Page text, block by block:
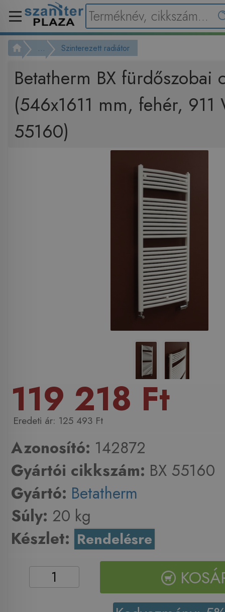
... Szinterezett radiátor
Betatherm BX fürdőszobai
(546x1611 mm, fehér, 911
55160)
119 218 Ft
125 493 Ft
Azonosító: 142872
Gyártói cikkszám: BX 55160
Gyártó: Betatherm
Súly: 20 kg
Készlet: Rendelésre